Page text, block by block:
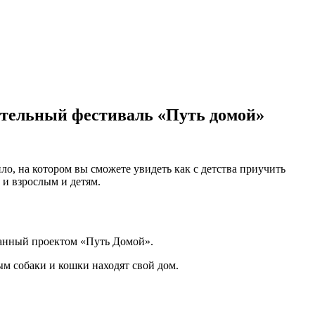
фестиваль «Путь домой»
на котором вы сможете увидеть как с детства приучить
взрослым и детям.
проектом «Путь Домой».
собаки и кошки находят свой дом.